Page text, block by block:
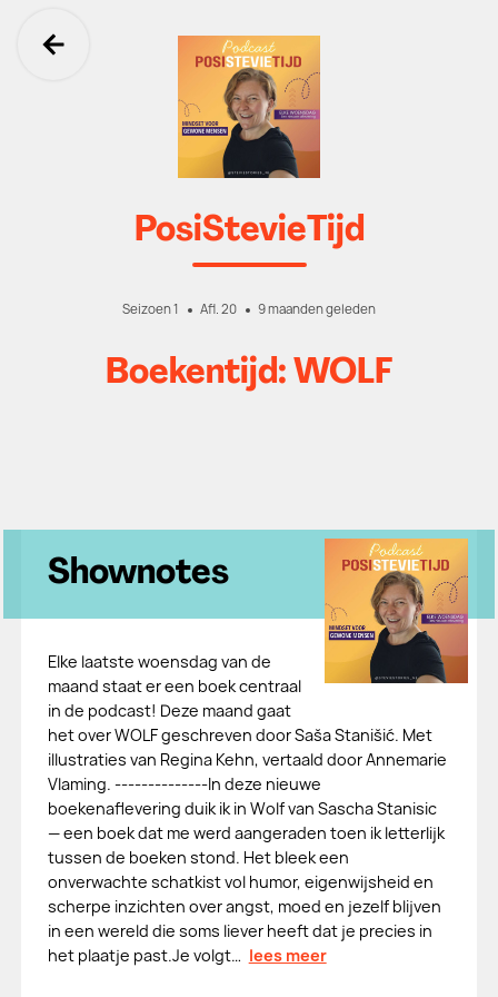
Ga terug
PosiStevieTijd
Seizoen 1 Afl. 20 9 maanden geleden
Boekentijd: WOLF
Shownotes
Elke laatste woensdag van de
maand staat er een boek centraal
in de podcast! Deze maand gaat
het over WOLF geschreven door Saša Stanišić. Met
illustraties van Regina Kehn, vertaald door Annemarie
Vlaming. --------------In deze nieuwe
boekenaflevering duik ik in Wolf van Sascha Stanisic
— een boek dat me werd aangeraden toen ik letterlijk
tussen de boeken stond. Het bleek een
onverwachte schatkist vol humor, eigenwijsheid en
scherpe inzichten over angst, moed en jezelf blijven
in een wereld die soms liever heeft dat je precies in
het plaatje past.Je volgt… lees meer